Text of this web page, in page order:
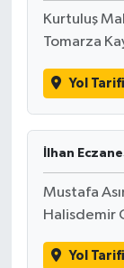
Kurtuluş
Tomarza
Yol Tarifi
İlhan
Mustafa
Halisdemir
Yol Tarifi